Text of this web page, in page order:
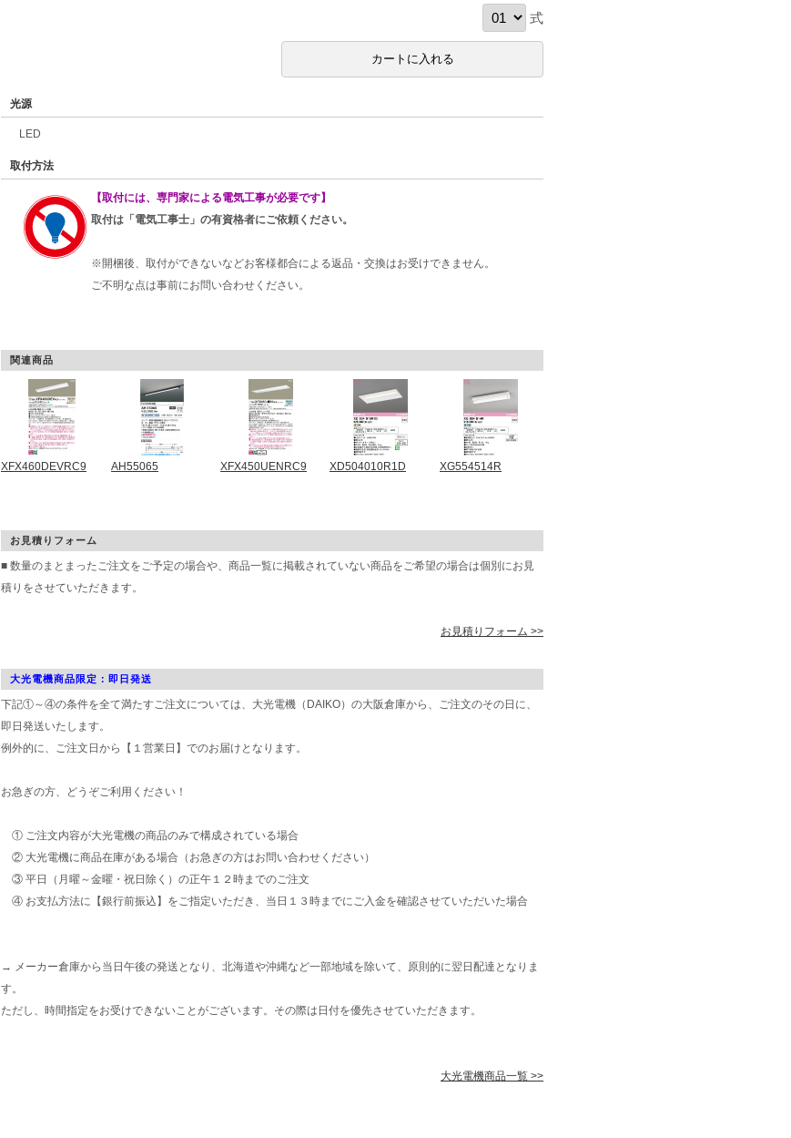
式
光源
LED
取付方法
【取付には、専門家による電気工事が必要です】
取付は「電気工事士」の有資格者にご依頼ください。
※開梱後、取付ができないなどお客様都合による返品・交換はお受けできません。
ご不明な点は事前にお問い合わせください。
関連商品
XFX460DEVRC9 AH55065 XFX450UENRC9 XD504010R1D XG554514R
お見積りフォーム
■ 数量のまとまったご注文をご予定の場合や、商品一覧に掲載されていない商品をご希望の場合は個別にお見
積りをさせていただきます。
お見積りフォーム >>
大光電機商品限定：即日発送
下記①～④の条件を全て満たすご注文については、大光電機（DAIKO）の大阪倉庫から、ご注文のその日に、
即日発送いたします。
例外的に、ご注文日から【１営業日】でのお届けとなります。
お急ぎの方、どうぞご利用ください！
① ご注文内容が大光電機の商品のみで構成されている場合
② 大光電機に商品在庫がある場合（お急ぎの方はお問い合わせください）
③ 平日（月曜～金曜・祝日除く）の正午１２時までのご注文
④ お支払方法に【銀行前振込】をご指定いただき、当日１３時までにご入金を確認させていただいた場合
→ メーカー倉庫から当日午後の発送となり、北海道や沖縄など一部地域を除いて、原則的に翌日配達となりま
す。
ただし、時間指定をお受けできないことがございます。その際は日付を優先させていただきます。
大光電機商品一覧 >>